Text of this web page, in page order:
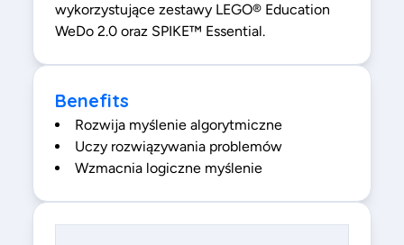
wykorzystujące zestawy LEGO® Education
WeDo 2.0 oraz SPIKE™ Essential.
Benefits
Rozwija myślenie algorytmiczne
Uczy rozwiązywania problemów
Wzmacnia logiczne myślenie